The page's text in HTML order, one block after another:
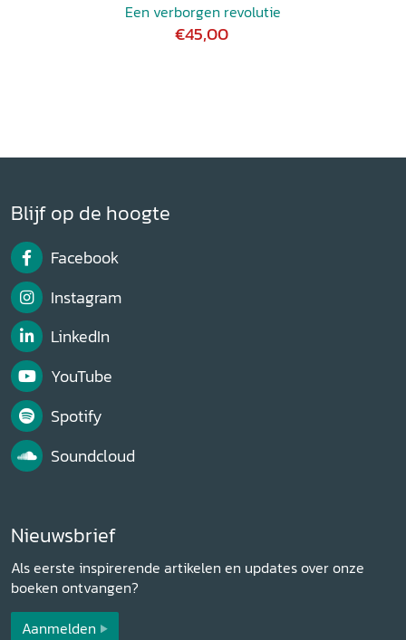
Een verborgen revolutie
€45,00
Blijf op de hoogte
Facebook
Instagram
LinkedIn
YouTube
Spotify
Soundcloud
Nieuwsbrief
Als eerste inspirerende artikelen en updates over onze
boeken ontvangen?
Aanmelden